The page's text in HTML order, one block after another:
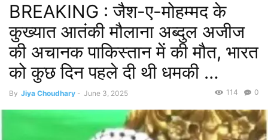
BREAKING : जैश-ए-मोहम्मद के
कुख्यात आतंकी मौलाना अब्दुल अजीज
की अचानक पाकिस्तान में की मौत, भारत
को कुछ दिन पहले दी थी धमकी …
By Jiya Choudhary - June 3, 2025 0
114